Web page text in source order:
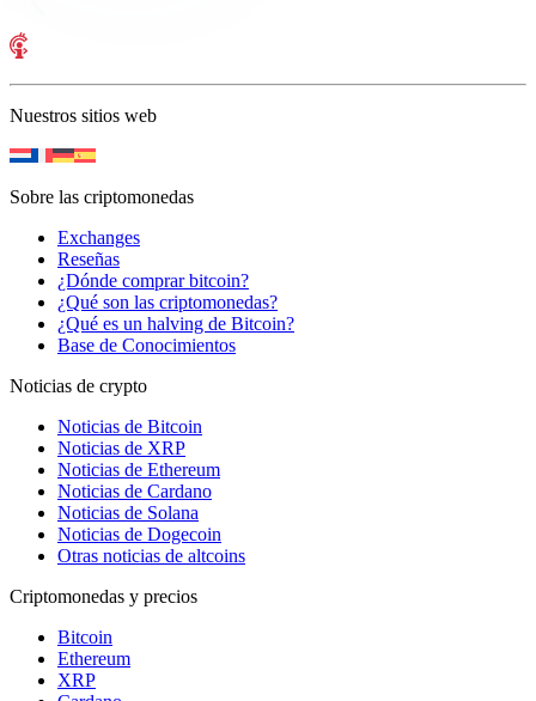
Nuestros sitios web
Sobre las criptomonedas
Exchanges
Reseñas
¿Dónde comprar bitcoin?
¿Qué son las criptomonedas?
¿Qué es un halving de Bitcoin?
Base de Conocimientos
Noticias de crypto
Noticias de Bitcoin
Noticias de XRP
Noticias de Ethereum
Noticias de Cardano
Noticias de Solana
Noticias de Dogecoin
Otras noticias de altcoins
Criptomonedas y precios
Bitcoin
Ethereum
XRP